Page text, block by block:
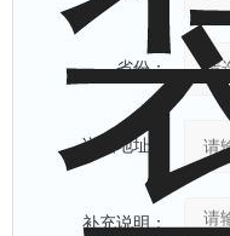
省份：
详细地址：
补充说明：